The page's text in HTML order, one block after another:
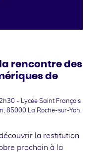
rencontre des
de
- Lycée Saint François
85000 La Roche-sur-Yon,
la restitution
prochain à la